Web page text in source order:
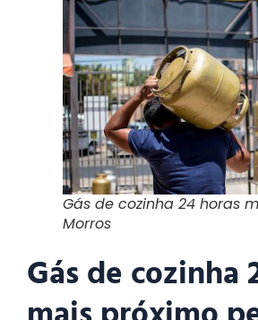
Gás de cozinha 24 horas
Morros
Gás de cozinha